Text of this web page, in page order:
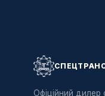
Офіційний дилер